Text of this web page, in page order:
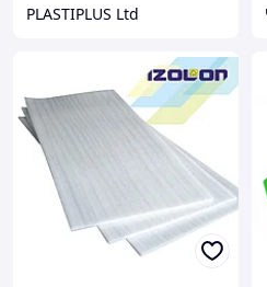
PLASTIPLUS Ltd